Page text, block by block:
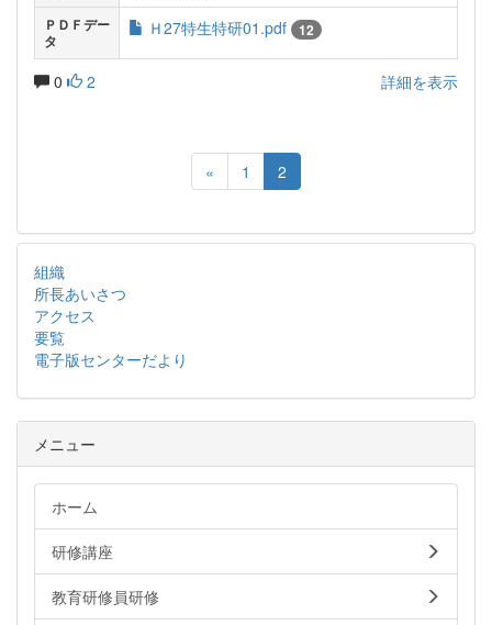
ＰＤＦデー
タ
Ｈ27特生特研01.pdf 12
0 2 詳細を表示
« 1 2
組織
所長あいさつ
アクセス
要覧
電子版センターだより
メニュー
ホーム
研修講座
教育研修員研修